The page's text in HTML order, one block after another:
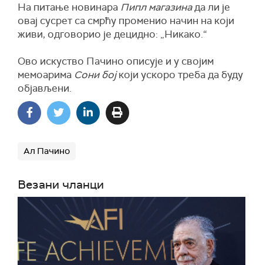
На питање новинара Пипл магазинада ли је
овај сусрет са смрћу променио начин на који
живи, одговорио је децидно: „Никако.“
Ово искуство Пачино описује и у својим
мемоарима Сони бојкоји ускоро треба да буду
објављени.
Ал Пачино
Везани чланци